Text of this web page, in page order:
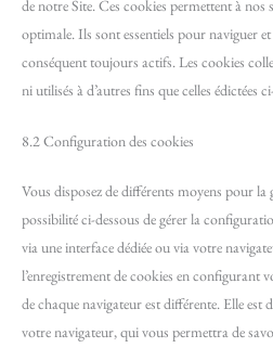
de notre Site. Ces cookies permettent à
optimale. Ils sont essentiels pour naviguer
conséquent toujours actifs. Les cookies
ni utilisés à d’autres fins que celles édictées
8.2 Configuration des cookies
Vous disposez de différents moyens pour la
possibilité ci-dessous de gérer la
via une interface dédiée ou via votre
l’enregistrement de cookies en
de chaque navigateur est différente. Elle est
votre navigateur, qui vous permettra de